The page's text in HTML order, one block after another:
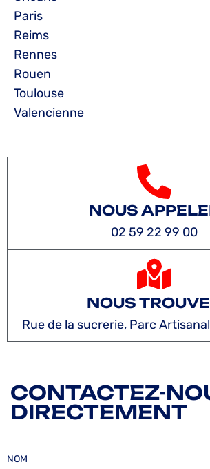
Paris
Reims
Rennes
Rouen
Toulouse
Valencienne
NOUS
02 59 22 99 00
NOUS
Rue de la sucrerie, Parc
CONTACTEZ-
DIRECTEMENT
NOM